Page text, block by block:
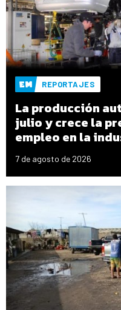
REPORTAJES
La producción
julio y crece la
empleo en la
7 de agosto de 2026